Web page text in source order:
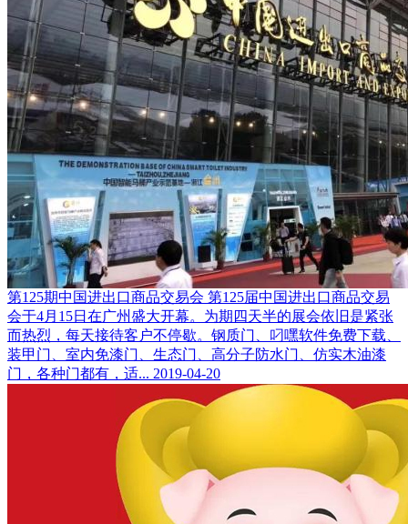
第125期中国进出口商品交易会 第125届中国进出口商品交易
会于4月15日在广州盛大开幕。为期四天半的展会依旧是紧张
而热烈，每天接待客户不停歇。钢质门、叼嘿软件免费下载、
装甲门、室内免漆门、生态门、高分子防水门、仿实木油漆
门，各种门都有，适... 2019-04-20